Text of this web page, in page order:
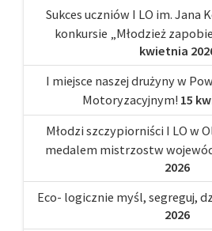
Sukces uczniów I LO im. Jana
konkursie „Młodzież
kwietnia
I miejsce naszej drużyny w
Motoryzacyjnym! 15
Młodzi szczypiorniści I LO w
medalem mistrzostw
2026
Eco- logicznie myśl, segreguj,
2026